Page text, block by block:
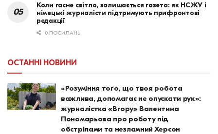
Коли гасне світло, залишається газета: як НСЖУ і
німецькі журналісти підтримують прифронтові
редакції
0 ПОСИЛАНЬ
ОСТАННІ НОВИНИ
«Розуміння того, що твоя робота
важлива, допомагає не опускати рук»:
журналістка «Вгору» Валентина
Пономарьова про роботу під
обстрілами та незламний Херсон